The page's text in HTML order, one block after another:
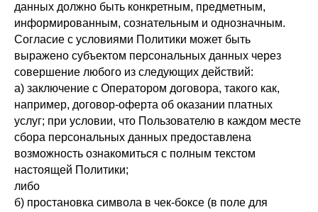
данных должно быть конкретным, предметным,
информированным, сознательным и однозначным.
Согласие с условиями Политики может быть
выражено субъектом персональных данных через
совершение любого из следующих действий:
а) заключение с Оператором договора, такого как,
например, договор-оферта об оказании платных
услуг; при условии, что Пользователю в каждом месте
сбора персональных данных предоставлена
возможность ознакомиться с полным текстом
настоящей Политики;
либо
б) простановка символа в чек-боксе (в поле для